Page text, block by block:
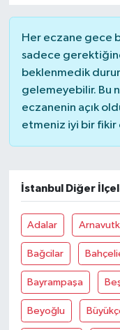
Her eczane gece
sadece
beklenmedik
gelemeyebilir. Bu
eczanenin açık
etmeniz iyi bir fikir
İstanbul Diğer
Adalar
Bağcilar
Bayrampaşa
Beyoğlu
MAGAZİN